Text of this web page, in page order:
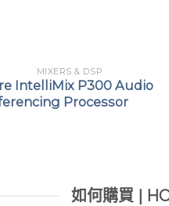
MIXERS & DSP
IntelliMix P300 Audio
Processor
如何購買 |